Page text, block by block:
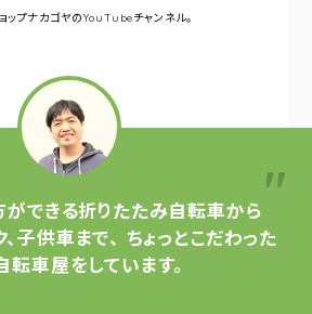
ップナカゴヤのYouTubeチャンネル。
ができる折りたたみ自転車から
子供車まで、 ちょっとこだわった
転車屋をしています。